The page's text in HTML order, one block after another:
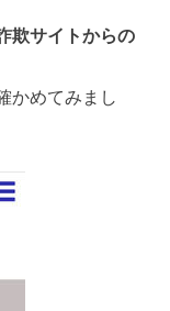
欺サイトからの
かめてみまし